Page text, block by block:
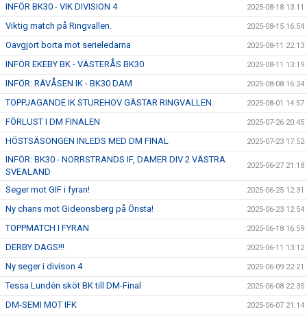
INFÖR BK30 - VIK DIVISION 4 2025-08-18 13:11
Viktig match på Ringvallen. 2025-08-15 16:54
Oavgjort borta mot serieledarna 2025-08-11 22:13
INFÖR EKEBY BK - VÄSTERÅS BK30 2025-08-11 13:19
INFÖR: RÄVÅSEN IK - BK30 DAM 2025-08-08 16:24
TOPPJAGANDE IK STUREHOV GÄSTAR RINGVALLEN. 2025-08-01 14:57
FÖRLUST I DM FINALEN 2025-07-26 20:45
HÖSTSÄSONGEN INLEDS MED DM FINAL 2025-07-23 17:52
INFÖR: BK30 - NORRSTRANDS IF, DAMER DIV 2 VÄSTRA
SVEALAND
2025-06-27 21:18
Seger mot GIF i fyran! 2025-06-25 12:31
Ny chans mot Gideonsberg på Önsta! 2025-06-23 12:54
TOPPMATCH I FYRAN 2025-06-18 16:59
DERBY DAGS!!! 2025-06-11 13:12
Ny seger i divison 4 2025-06-09 22:21
Tessa Lundén sköt BK till DM-Final 2025-06-08 22:35
DM-SEMI MOT IFK 2025-06-07 21:14